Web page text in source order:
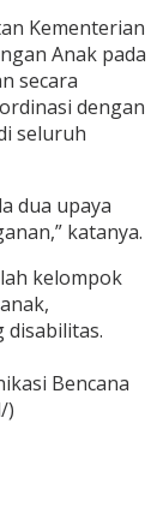
Kementerian
Anak pada
secara
dengan
seluruh
dua upaya
katanya.
kelompok
disabilitas.
Bencana
)